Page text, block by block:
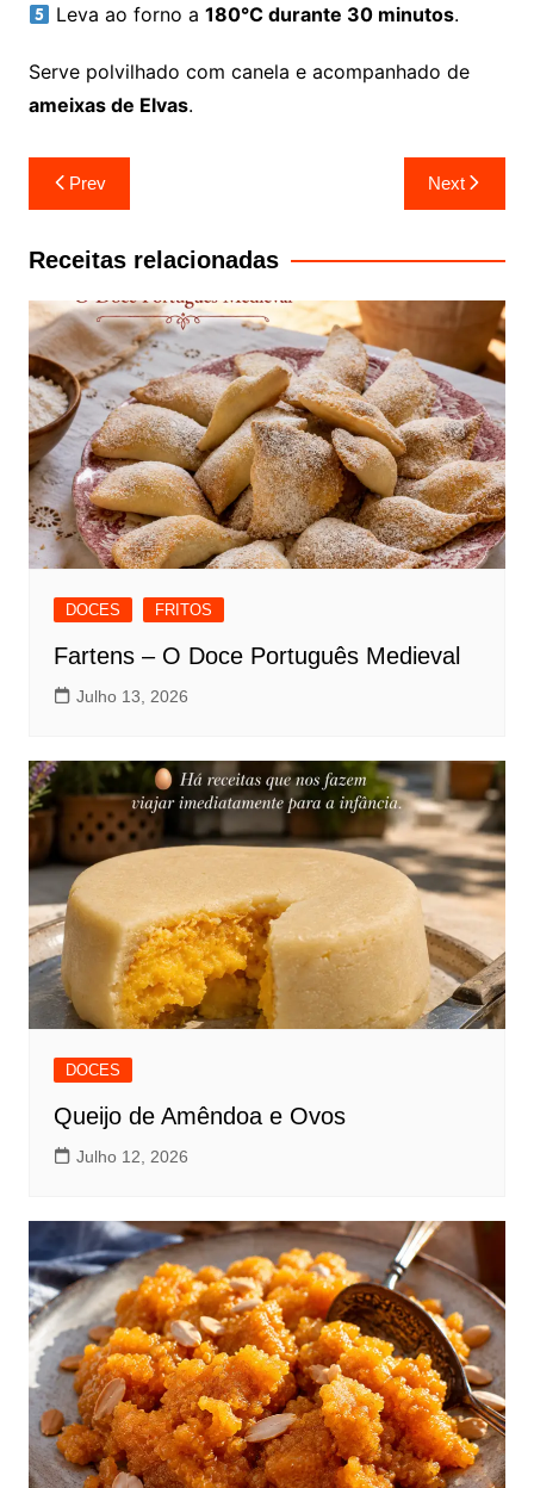
Leva ao forno a180°C durante 30 minutos.
Serve polvilhado com canela e acompanhado de
ameixas de Elvas.
Navegação
de
artigos
Prev Next
Receitas relacionadas
DOCES FRITOS
Fartens – O Doce Português Medieval
Julho 13, 2026
DOCES
Queijo de Amêndoa e Ovos
Julho 12, 2026